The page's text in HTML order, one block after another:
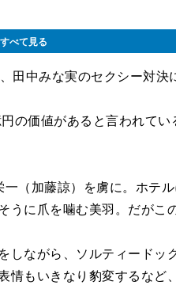
べて見る
中みな実のセクシー対決
価値があると言われてい
（加藤諒）を虜に。ホテ
うに爪を噛む美羽。だが
ながら、ソルティード
もいきなり豹変するなど